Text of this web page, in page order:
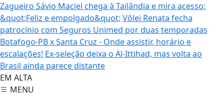
Zagueiro Sávio Maciel chega à Tailândia e mira acesso:
&quot;Feliz e empolgado&quot; Vôlei Renata fecha
patrocínio com Seguros Unimed por duas temporadas
Botafogo-PB x Santa Cruz - Onde assistir, horário e
escalações! Ex-seleção deixa o Al-Ittihad, mas volta ao
Brasil ainda parece distante
EM ALTA
MENU